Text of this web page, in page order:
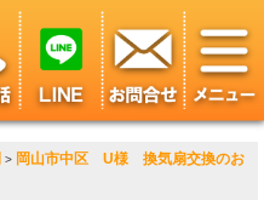
> 岡山市中区 U様 換気扇交換のお